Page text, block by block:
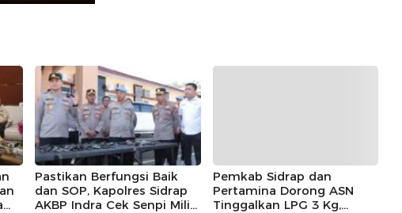
Pastikan Berfungsi Baik
dan SOP, Kapolres Sidrap
AKBP Indra Cek Senpi Milik
Pemkab Sidrap dan
Pertamina Dorong ASN
Tinggalkan LPG 3 Kg,